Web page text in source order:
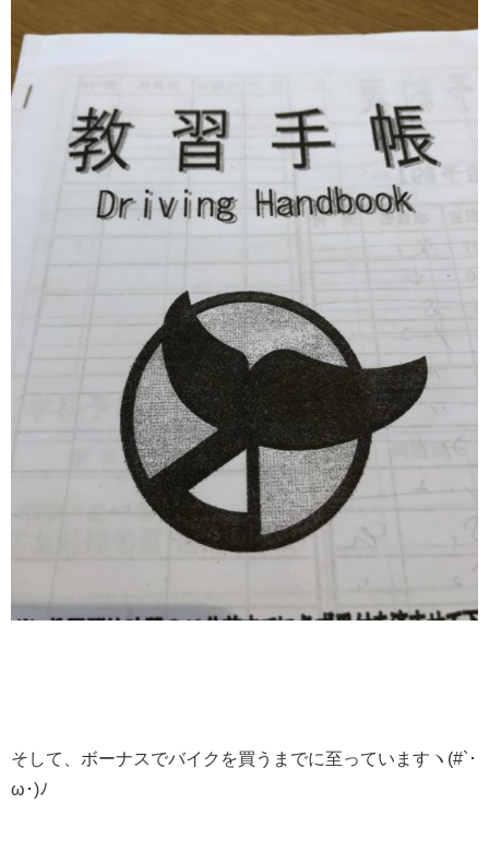
そして、ボーナスでバイクを買うまでに至っていますヽ(#`･
ω･)ﾉ